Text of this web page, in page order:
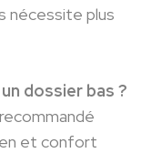
nécessite plus
dossier bas ?
et confort